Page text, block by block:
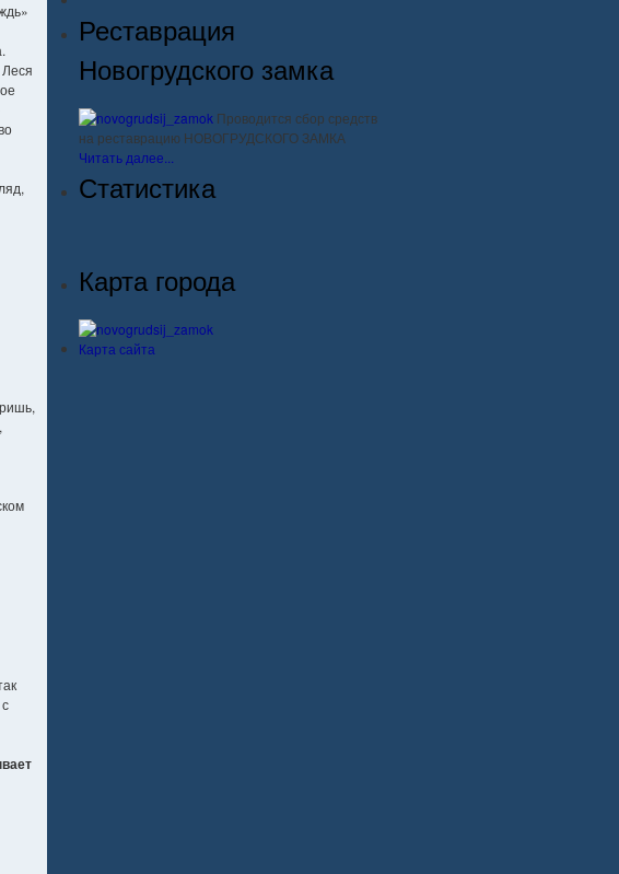
Реставрация
Новогрудского замка
Проводится сбор средств
на реставрацию НОВОГРУДСКОГО ЗАМКА
Читать далее...
Статистика
Карта города
Карта сайта